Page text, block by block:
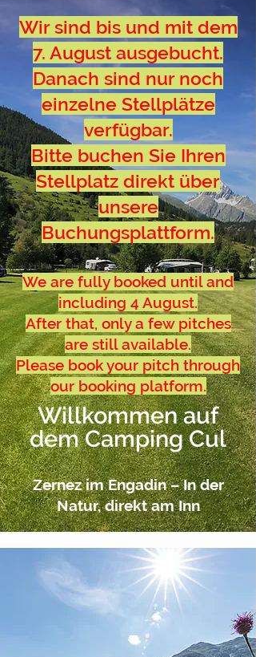
Wir sind bis und mit dem
7. August ausgebucht.
Danach sind nur noch
einzelne Stellplätze
verfügbar.
Bitte buchen Sie Ihren
Stellplatz direkt über
unsere
Buchungsplattform.
We are fully booked until and
including 4 August.
After that, only a few pitches
are still available.
Please book your pitch through
our booking platform.
Willkommen auf
dem Camping Cul
Zernez im Engadin – In der
Natur, direkt am Inn